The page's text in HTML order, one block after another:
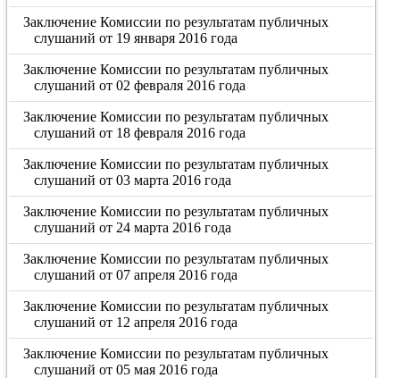
Заключение Комиссии по результатам публичных
слушаний от 19 января 2016 года
Заключение Комиссии по результатам публичных
слушаний от 02 февраля 2016 года
Заключение Комиссии по результатам публичных
слушаний от 18 февраля 2016 года
Заключение Комиссии по результатам публичных
слушаний от 03 марта 2016 года
Заключение Комиссии по результатам публичных
слушаний от 24 марта 2016 года
Заключение Комиссии по результатам публичных
слушаний от 07 апреля 2016 года
Заключение Комиссии по результатам публичных
слушаний от 12 апреля 2016 года
Заключение Комиссии по результатам публичных
слушаний от 05 мая 2016 года